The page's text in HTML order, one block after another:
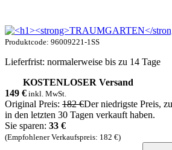
Produktcode: 96009221-1SS
Lieferfrist: normalerweise bis zu 14 Tage
KOSTENLOSER Versand
149 € inkl. MwSt.
Original Preis: 182 €Der niedrigste Preis,
in den letzten 30 Tagen verkauft haben.
Sie sparen: 33 €
(Empfohlener Verkaufspreis: 182 €)